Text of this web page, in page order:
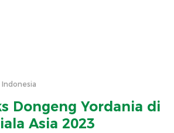
Indonesia
Dongeng Yordania di
Asia 2023